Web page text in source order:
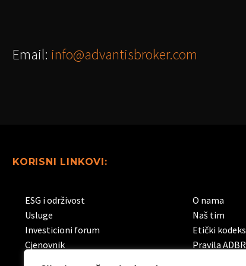
Email: info@advantisbroker.com
KORISNI LINKOVI:
ESG i održivost
Usluge
Investicioni forum
Cjenovnik
O nama
Naš tim
Etički kodeks
Pravila ADBR